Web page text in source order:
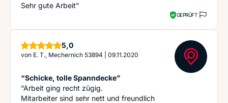
Sehr gute Arbeit”
GEPRÜFT
5,0Sterne
von E. T., Mechernich 53894 09.11.2020
“Schicke, tolle Spanndecke”
“Arbeit ging recht zügig.
Mitarbeiter sind sehr nett und freundlich